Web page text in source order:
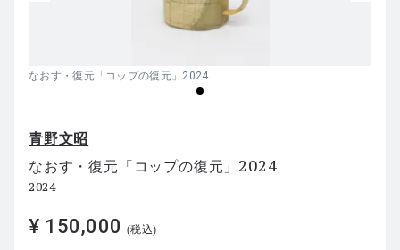
なおす・復元「コップの復元」2024
青野文昭
なおす・復元「コップの復元」2024
2024
¥ 150,000 (税込)